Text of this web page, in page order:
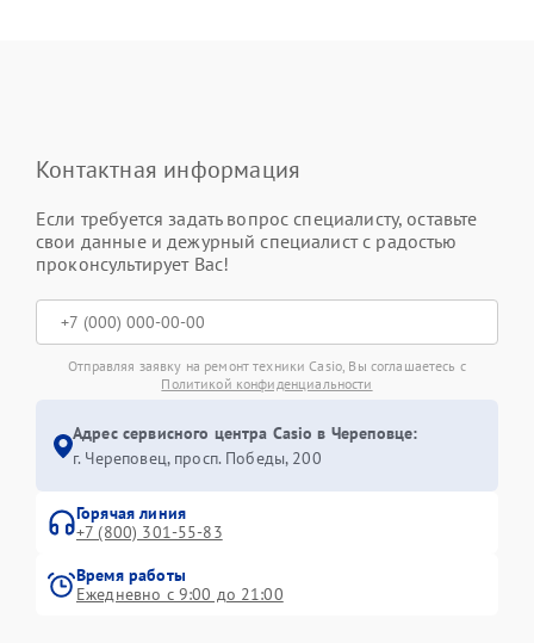
Контактная информация
Если требуется задать вопрос специалисту, оставьте
свои данные и дежурный специалист с радостью
проконсультирует Вас!
Отправляя заявку на ремонт техники Casio, Вы соглашаетесь с
Политикой конфиденциальности
Адрес сервисного центра Casio в Череповце:
г. Череповец, просп. Победы, 200
Горячая линия
+7 (800) 301-55-83
Время работы
Ежедневно с 9:00 до 21:00